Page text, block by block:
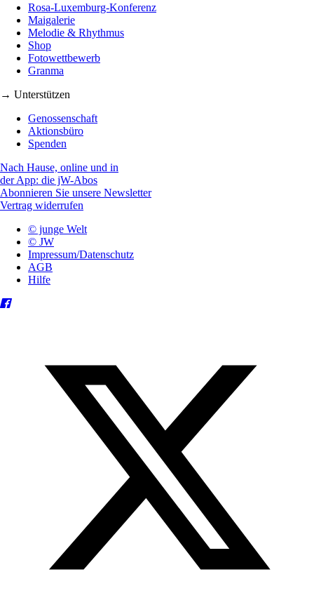
Rosa-Luxemburg-Konferenz
Maigalerie
Melodie & Rhythmus
Shop
Fotowettbewerb
Granma
→ Unterstützen
Genossenschaft
Aktionsbüro
Spenden
Nach Hause, online und in
der App: die jW-Abos
Abonnieren Sie unsere Newsletter
Vertrag widerrufen
© junge Welt
© JW
Impressum/Datenschutz
AGB
Hilfe